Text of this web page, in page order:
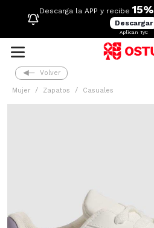
Descarga la APP y recibe 15%
Descargar
Aplican TyC
Volver
Mujer Zapatos Casuales